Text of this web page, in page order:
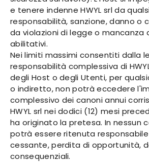
e tenere indenne HWYL srl da
responsabilità, sanzione, danno o
da violazioni di legge o mancanza
abilitativi.
Nei limiti massimi consentiti dalla
responsabilità complessiva di
degli Host o degli Utenti, per
o indiretto, non potrà eccedere
complessivo dei canoni annui
HWYL srl nei dodici (12) mesi
ha originato la pretesa. In nessun
potrà essere ritenuta
cessante, perdita di opportunità,
consequenziali.